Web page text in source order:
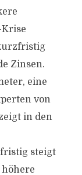
Zinsen.
eine
von
in den
steigt